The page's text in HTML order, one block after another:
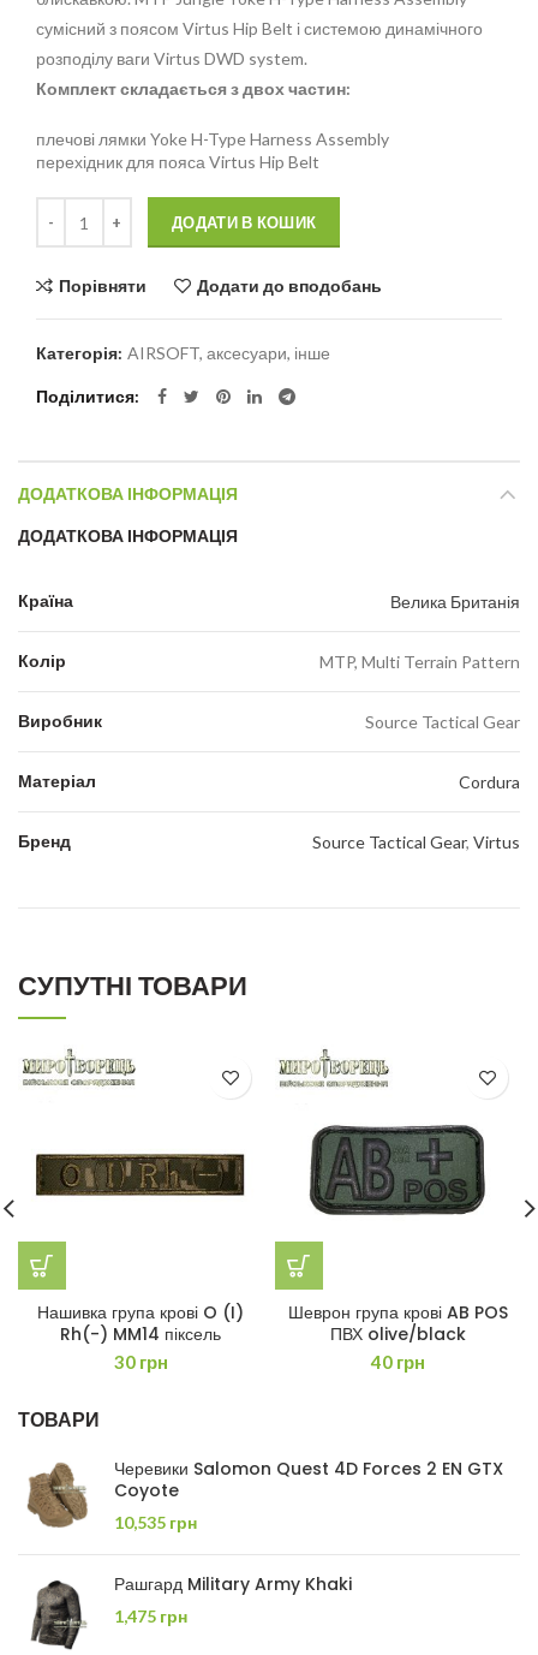
сумісний з поясом Virtus Hip Belt і системою динамічного
розподілу ваги Virtus DWD system.
Комплект складається з двох частин:
плечові лямки Yoke H-Type Harness Assembly
перехідник для пояса Virtus Hip Belt
ДОДАТИ В КОШИК
Порівняти Додати до вподобань
Категорія: AIRSOFT, аксесуари, інше
Поділитися
ДОДАТКОВА ІНФОРМАЦІЯ
ДОДАТКОВА ІНФОРМАЦІЯ
Країна Велика Британія
Колір MTP, Multi Terrain Pattern
Виробник Source Tactical Gear
Матеріал Cordura
Бренд Source Tactical Gear, Virtus
СУПУТНІ ТОВАРИ
Нашивка група крові O (I)
Rh(-) MM14 піксель
30 грн
Шеврон група крові AB POS
ПВХ olive/black
40 грн
ТОВАРИ
Черевики Salomon Quest 4D Forces 2 EN GTX
Coyote
10,535 грн
Рашгард Military Army Khaki
1,475 грн